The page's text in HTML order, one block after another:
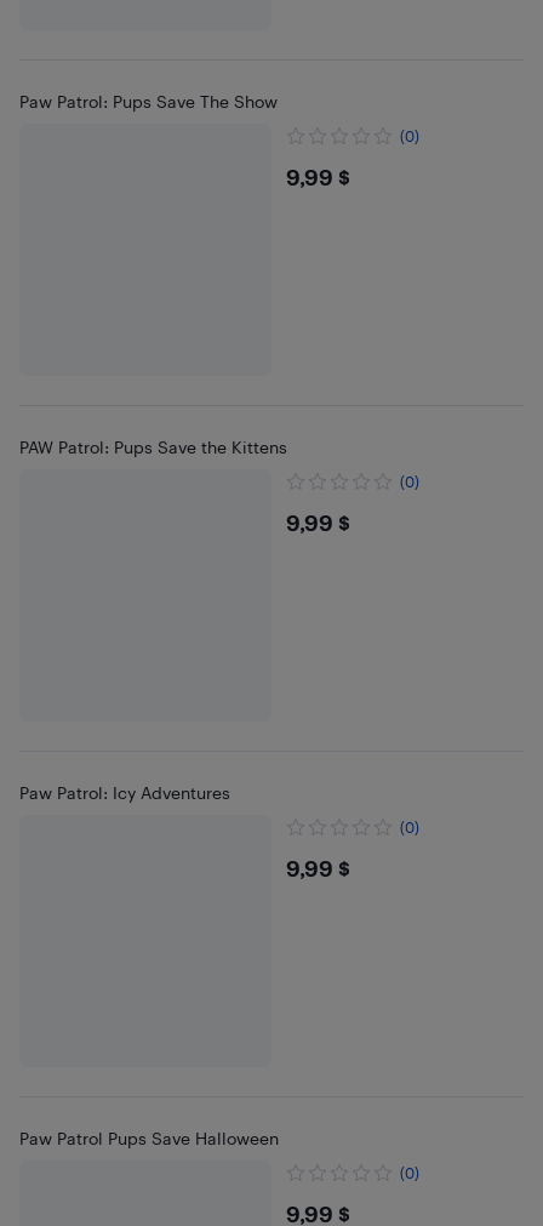
Paw Patrol: Pups Save The Show
(0)
$9.99
9,99 $
PAW Patrol: Pups Save the Kittens
(0)
$9.99
9,99 $
Paw Patrol: Icy Adventures
(0)
$9.99
9,99 $
Paw Patrol Pups Save Halloween
(0)
$9.99
9,99 $